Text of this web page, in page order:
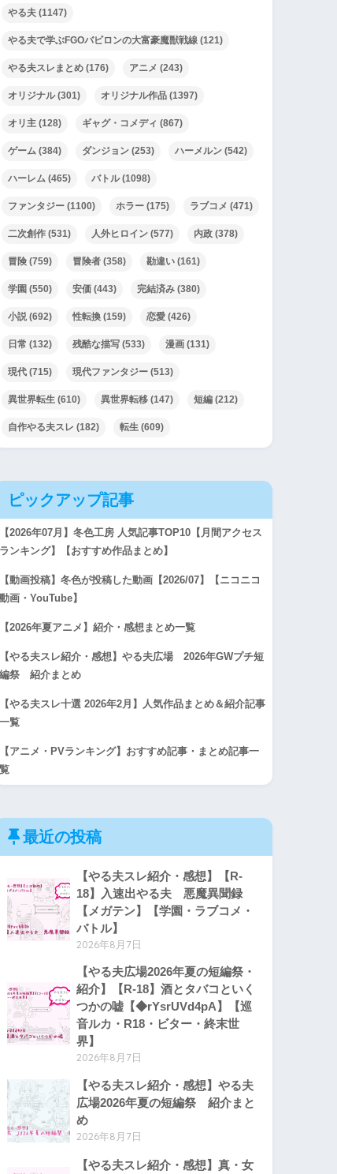
やる夫 (1147)
やる夫で学ぶFGOバビロンの大富豪魔獣戦線 (121)
やる夫スレまとめ (176) アニメ (243)
オリジナル(301) オリジナル作品 (1397)
オリ主 (128) ギャグ・コメディ (867)
ゲーム (384) ダンジョン (253) ハーメルン (542)
ハーレム (465) バトル(1098)
ファンタジー (1100) ホラー (175) ラブコメ (471)
二次創作 (531) 人外ヒロイン (577) 内政 (378)
冒険 (759) 冒険者 (358) 勘違い (161)
学園 (550) 安価 (443) 完結済み (380)
小説(692) 性転換 (159) 恋愛 (426)
日常 (132) 残酷な描写 (533) 漫画 (131)
現代 (715) 現代ファンタジー (513)
異世界転生 (610) 異世界転移 (147) 短編 (212)
自作やる夫スレ (182) 転生 (609)
ピックアップ記事
【2026年07月】冬色工房 人気記事TOP10【月間アクセス
ランキング】【おすすめ作品まとめ】
【動画投稿】冬色が投稿した動画【2026/07】【ニコニコ
動画・YouTube】
【2026年夏アニメ】紹介・感想まとめ一覧
【やる夫スレ紹介・感想】やる夫広場 2026年GWプチ短
編祭 紹介まとめ
【やる夫スレ十選 2026年2月】人気作品まとめ＆紹介記事
一覧
【アニメ・PVランキング】おすすめ記事・まとめ記事一
覧
最近の投稿
【やる夫スレ紹介・感想】【R-
18】入速出やる夫 悪魔異聞録
【メガテン】【学園・ラブコメ・
バトル】
2026年8月7日
【やる夫広場2026年夏の短編祭・
紹介】【R-18】酒とタバコといく
つかの嘘【◆rYsrUVd4pA】【巡
音ルカ・R18・ビター・終末世
界】
2026年8月7日
【やる夫スレ紹介・感想】やる夫
広場2026年夏の短編祭 紹介まと
め
2026年8月7日
【やる夫スレ紹介・感想】真・女